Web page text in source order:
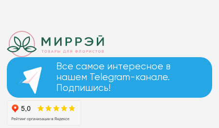
Все самое интересное в
нашем Telegram-канале.
Подпишись!